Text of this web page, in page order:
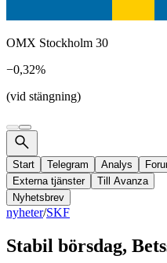
OMX Stockholm 30
−0,32%
(vid stängning)
Start Telegram Analys
Externa tjänster
Till Avanza
Nyhetsbrev
nyheter/SKF
Stabil börsdag,